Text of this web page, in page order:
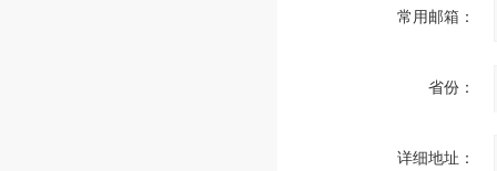
常用邮箱：
省份：
详细地址：